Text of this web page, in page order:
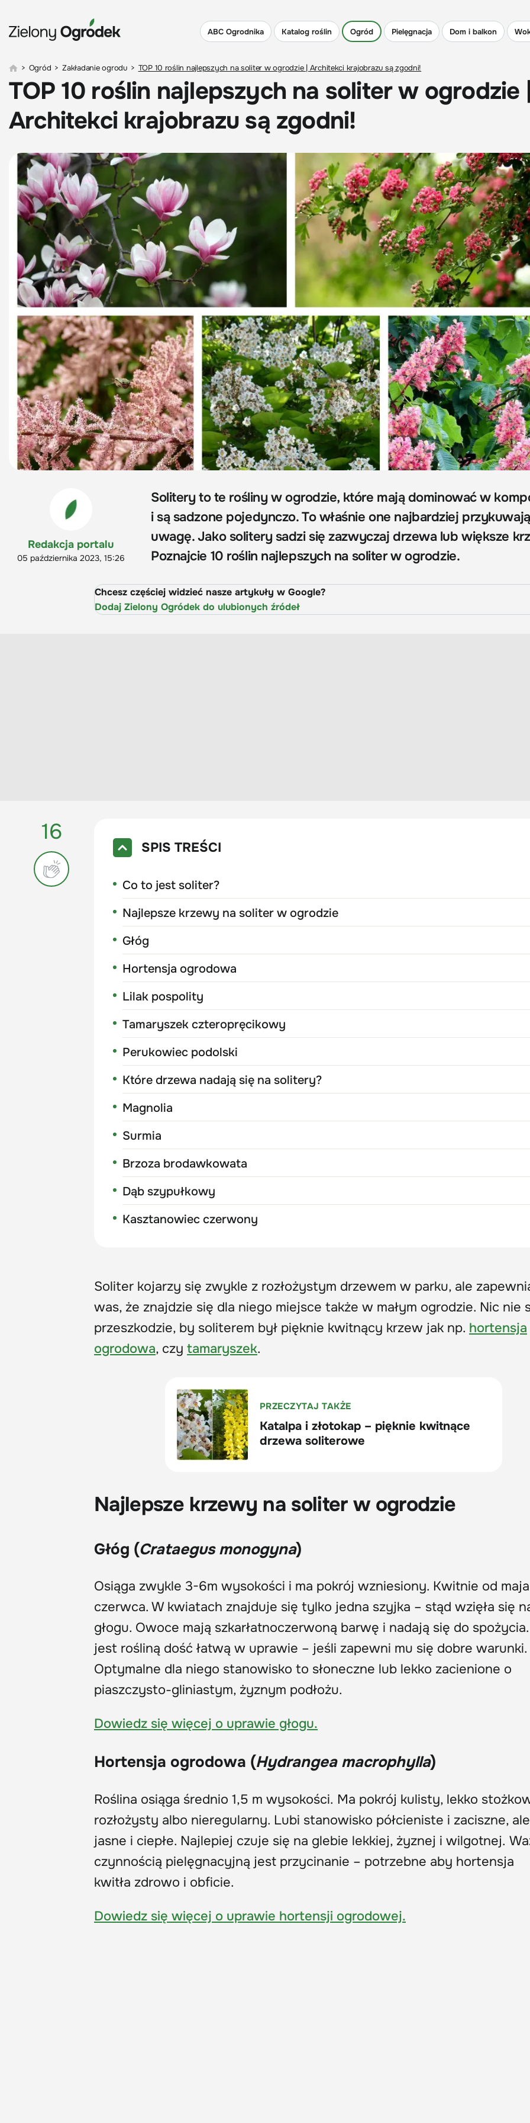
ABC Ogrodnika Katalog roślin Ogród Pielęgnacja Dom i balkon
> Ogród > Zakładanie ogrodu > TOP 10 roślin najlepszych na soliter w ogrodzie | Architekci krajobrazu są zgodni!
TOP 10 roślin najlepszych na soliter w ogrodzie
Architekci krajobrazu są zgodni!
Redakcja portalu
05 października 2023, 15:26
Solitery to te rośliny w ogrodzie, które mają dominować w
i są sadzone pojedynczo. To właśnie one najbardziej przykuwają
uwagę. Jako solitery sadzi się zazwyczaj drzewa lub większe
Poznajcie 10 roślin najlepszych na soliter w ogrodzie.
Chcesz częściej widzieć nasze artykuły w Google?
Dodaj Zielony Ogródek do ulubionych źródeł
16
SPIS TREŚCI
Co to jest soliter?
Najlepsze krzewy na soliter w ogrodzie
Głóg
Hortensja ogrodowa
Lilak pospolity
Tamaryszek czteropręcikowy
Perukowiec podolski
Które drzewa nadają się na solitery?
Magnolia
Surmia
Brzoza brodawkowata
Dąb szypułkowy
Kasztanowiec czerwony
Soliter kojarzy się zwykle z rozłożystym drzewem w parku, ale
was, że znajdzie się dla niego miejsce także w małym ogrodzie. Nic nie
przeszkodzie, by soliterem był pięknie kwitnący krzew jak np. hortensja
ogrodowa, czy tamaryszek.
Najlepsze krzewy na soliter w ogrodzie
Głóg (Crataegus monogyna)
Osiąga zwykle 3-6m wysokości i ma pokrój wzniesiony. Kwitnie od
czerwca. W kwiatach znajduje się tylko jedna szyjka – stąd wzięła się
głogu. Owoce mają szkarłatnoczerwoną barwę i nadają się do spożycia.
jest rośliną dość łatwą w uprawie – jeśli zapewni mu się dobre warunki.
Optymalne dla niego stanowisko to słoneczne lub lekko zacienione o
piaszczysto-gliniastym, żyznym podłożu.
Dowiedz się więcej o uprawie głogu.
Hortensja ogrodowa (Hydrangea macrophylla)
Roślina osiąga średnio 1,5 m wysokości. Ma pokrój kulisty, lekko
rozłożysty albo nieregularny. Lubi stanowisko półcieniste i zaciszne,
jasne i ciepłe. Najlepiej czuje się na glebie lekkiej, żyznej i wilgotnej.
czynnością pielęgnacyjną jest przycinanie – potrzebne aby hortensja
kwitła zdrowo i obficie.
Dowiedz się więcej o uprawie hortensji ogrodowej.